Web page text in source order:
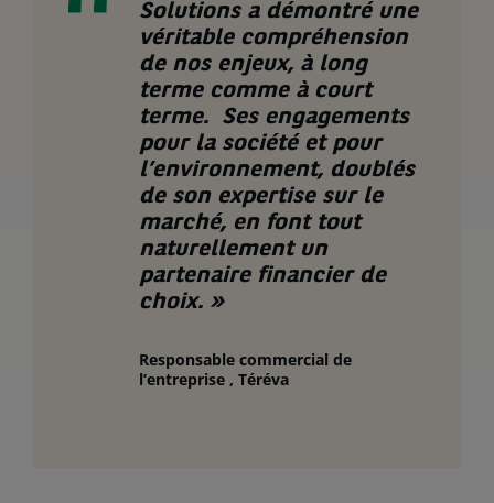
Solutions a démontré une
véritable compréhension
de nos enjeux, à long
terme comme à court
terme. Ses engagements
pour la société et pour
l’environnement, doublés
de son expertise sur le
marché, en font tout
naturellement un
partenaire financier de
choix. »
Responsable commercial de
l’entreprise , Téréva